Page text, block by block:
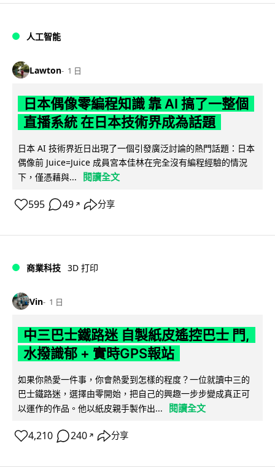
人工智能
Lawton 1 日
日本偶像零編程知識 靠 AI 搞了一整個
直播系統 在日本技術界成為話題
日本 AI 技術界近日出現了一個引發廣泛討論的熱門話題：日本
偶像前 Juice=Juice 成員宮本佳林在完全沒有編程經驗的情況
下，僅憑藉與...
閱讀全文
595 49 ↗ 分享
商業科技 3D 打印
Vin 1 日
中三巴士鐵路迷 自製紙皮遙控巴士 門,
水撥識郁 + 實時GPS報站
如果你熱愛一件事，你會熱愛到怎樣的程度？一位就讀中三的
巴士鐵路迷，選擇由零開始，把自己的興趣一步步變成真正可
以運作的作品。他以紙皮親手製作出...
閱讀全文
4,210 240 ↗ 分享